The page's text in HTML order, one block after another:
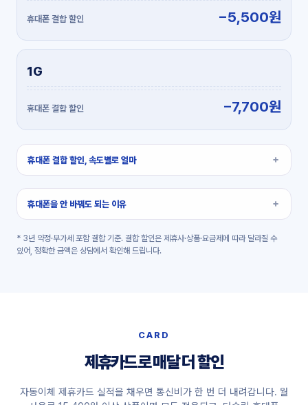
−5,500원
1G
−7,700원
휴대폰 결합 할인, 속도별로 얼마
휴대폰을 안 바꿔도 되는 이유
* 3년 약정·부가세 포함 결합 기준. 결합 할인은 제휴사·상품·요금제에 따라 달라질 수
있어, 정확한 금액은 상담에서 확인해 드립니다.
CARD
제휴카드로 매달 더 할인
자동이체 제휴카드 실적을 채우면 통신비가 한 번 더 내려갑니다. 월